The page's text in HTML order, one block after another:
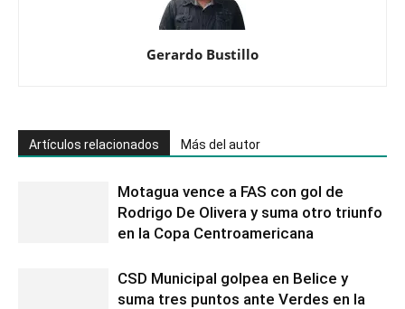
Gerardo Bustillo
Artículos relacionados Más del autor
Motagua vence a FAS con gol de
Rodrigo De Olivera y suma otro triunfo
en la Copa Centroamericana
CSD Municipal golpea en Belice y
suma tres puntos ante Verdes en la